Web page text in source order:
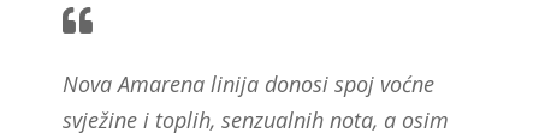
Nova Amarena linija donosi spoj voćne
svježine i toplih, senzualnih nota, a osim